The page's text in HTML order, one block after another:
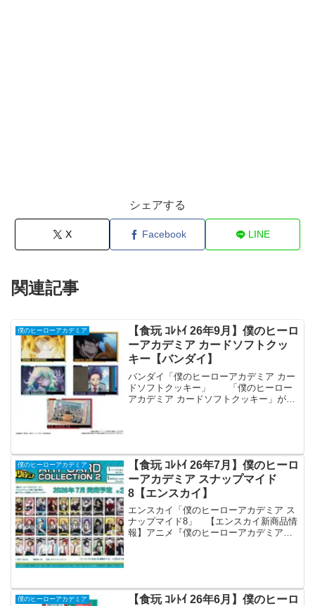
シェアする
X Facebook LINE
関連記事
僕のヒーローアカデミア
【食玩 ｺﾚﾄｲ 26年9月】僕のヒーロ
ーアカデミア カードソフトクッ
キー【バンダイ】
バンダイ「僕のヒーローアカデミア カー
ドソフトクッキー」 「僕のヒーロー
アカデミア カードソフトクッキー」が全
僕のヒーローアカデミア
【食玩 ｺﾚﾄｲ 26年7月】僕のヒーロ
ーアカデミア スナップマイド
8【エンスカイ】
エンスカイ「僕のヒーローアカデミア ス
ナップマイド8」 【エンスカイ新商品情
報】アニメ『僕のヒーローアカデミア』
僕のヒーローアカデミア
【食玩 ｺﾚﾄｲ 26年6月】僕のヒーロ